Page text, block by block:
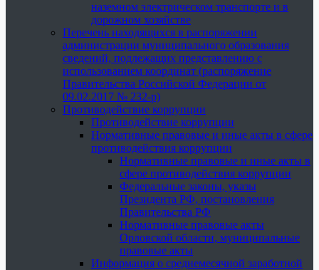
наземном электрическом транспорте и в
дорожном хозяйстве
Перечень находящихся в распоряжении
администрации муниципального образования
сведений, подлежащих представлению с
использованием координат (распоряжение
Правительства Российской Федерации от
09.02.2017 № 232-р)
Противодействие коррупции
Противодействие коррупции
Нормативные правовые и иные акты в сфере
противодействия коррупции
Нормативные правовые и иные акты в
сфере противодействия коррупции
Федеральные законы, указы
Президента РФ, постановления
Правительства РФ
Нормативные правовые акты
Орловской области, муниципальные
правовые акты
Информация о среднемесячной заработной